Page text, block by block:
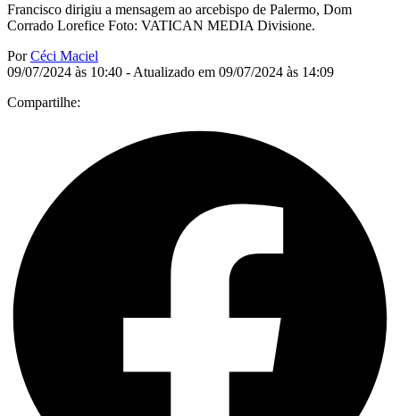
Francisco dirigiu a mensagem ao arcebispo de Palermo, Dom
Corrado Lorefice Foto: VATICAN MEDIA Divisione.
PorCéci Maciel
09/07/2024 às 10:40 - Atualizado em 09/07/2024 às 14:09
Compartilhe: